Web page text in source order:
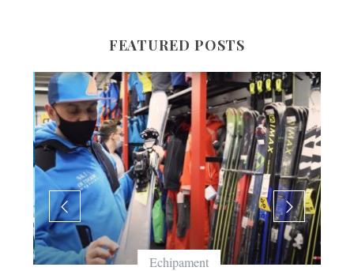
FEATURED POSTS
Echipament